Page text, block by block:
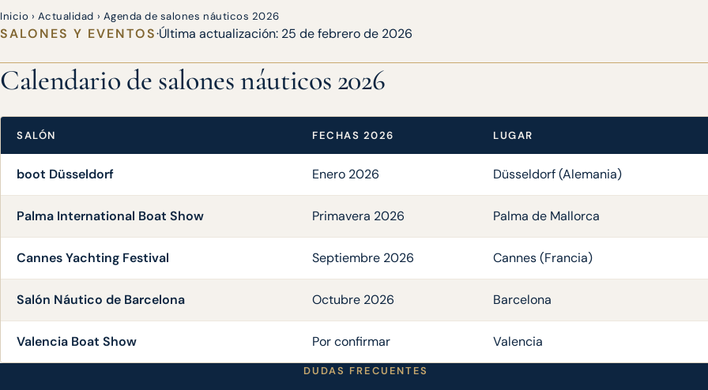
Inicio › Actualidad › Agenda de salones náuticos 2026
SALONES Y EVENTOS·Última actualización: 25 de febrero de 2026
Calendario de salones náuticos 2026
SALÓN FECHAS 2026 LUGAR
boot Düsseldorf Enero 2026 Düsseldorf (Alemania)
Palma International Boat Show Primavera 2026 Palma de Mallorca
Cannes Yachting Festival Septiembre 2026 Cannes (Francia)
Salón Náutico de Barcelona Octubre 2026 Barcelona
Valencia Boat Show Por confirmar Valencia
DUDAS FRECUENTES